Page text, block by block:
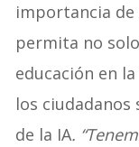
importancia
permita no
educación en
los
de la IA.